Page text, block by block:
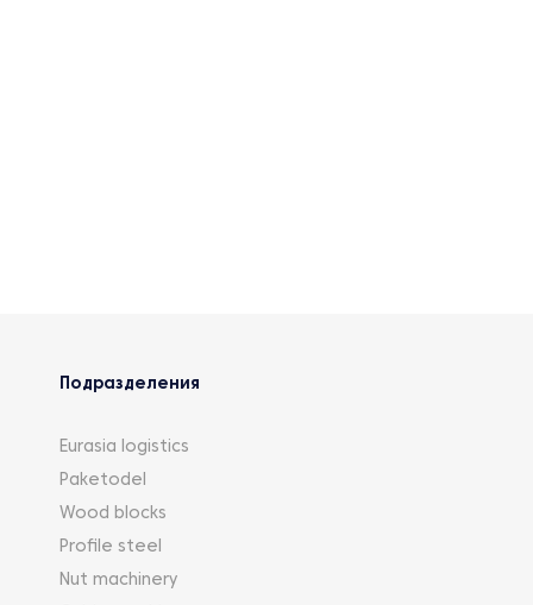
Подразделения
Eurasia logistics
Paketodel
Wood blocks
Profile steel
Nut machinery